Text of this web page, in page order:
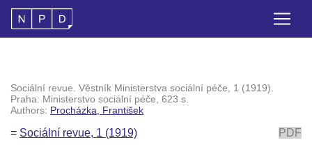
Sociální revue. Věstník Ministerstva sociální péče, 1 (1919).
Praha: Ministerstvo sociální péče, 623 s.
Authors: Procházka, František
= Sociální revue, 1 (1919) PDF